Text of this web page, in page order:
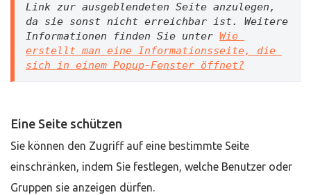
Link zur ausgeblendeten Seite anzulegen,
da sie sonst nicht erreichbar ist. Weitere
Informationen finden Sie unter Wie
erstellt man eine Informationsseite, die
sich in einem Popup-Fenster öffnet?
Eine Seite schützen
Sie können den Zugriff auf eine bestimmte Seite
einschränken, indem Sie festlegen, welche Benutzer oder
Gruppen sie anzeigen dürfen.